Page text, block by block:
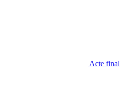
Acte final